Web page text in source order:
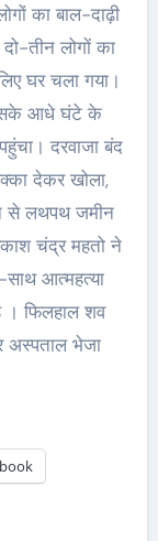
का बाल-दाढ़ी
तीन लोगाें का
घर चला गया।
आधे घंटे के
दरवाजा बंद
देकर खोला,
से लथपथ जमीन
चंद्र महतो ने
आत्महत्या
। फिलहाल शव
अस्पताल भेजा